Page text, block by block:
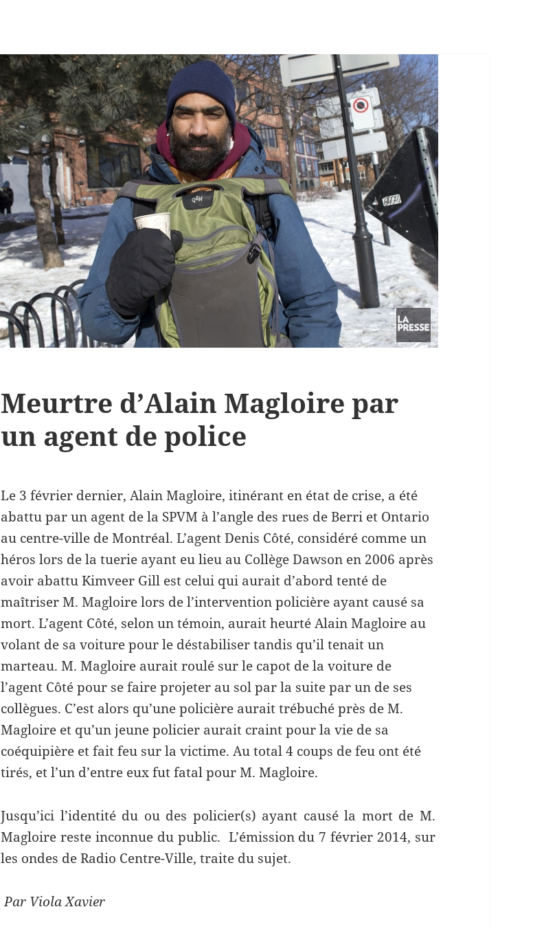
Meurtre d’Alain Magloire par
un agent de police
Le 3 février dernier, Alain Magloire, itinérant en état de crise, a été
abattu par un agent de la SPVM à l’angle des rues de Berri et Ontario
au centre-ville de Montréal.L’agentDenis Côté, considéré comme un
héros lors de la tuerie ayant eu lieu au Collège Dawson en 2006 après
avoir abattu Kimveer Gill est celui qui aurait d’abord tenté de
maîtriser M. Magloirelors de l’intervention policière ayant causé sa
mort. L’agent Côté, selon un témoin, aurait heurté Alain Magloire au
volant de sa voiture pour le déstabiliser tandis qu’il tenait un
marteau. M. Magloire aurait roulé sur le capot de la voiture de
l’agent Côté pour se faire projeter au sol par la suite par un de ses
collègues. C’est alors qu’une policière aurait trébuché près de M.
Magloire et qu’un jeune policier aurait craint pour la vie de sa
coéquipière et fait feu sur la victime. Au total 4 coups de feu ont été
tirés, et l’un d’entre eux fut fatal pour M. Magloire.
Jusqu’ici l’identité du ou des policier(s) ayant causé la mort de M.
Magloire reste inconnue du public. L’émission du 7 février 2014, sur
les ondes de Radio Centre-Ville, traite du sujet.
Par Viola Xavier